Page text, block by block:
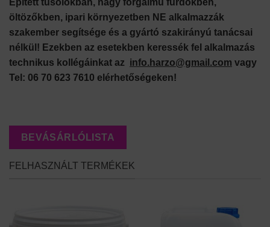
Épített tusolókban, nagy forgalmú fürdőkben,
öltözőkben, ipari környezetben NE alkalmazzák
szakember segítsége és a gyártó szakirányú tanácsai
nélkül! Ezekben az esetekben keressék fel alkalmazás
technikus kollégáinkat az info.harzo@gmail.com vagy
Tel: 06 70 623 7610 elérhetőségeken!
BEVÁSÁRLÓLISTA
FELHASZNÁLT TERMÉKEK